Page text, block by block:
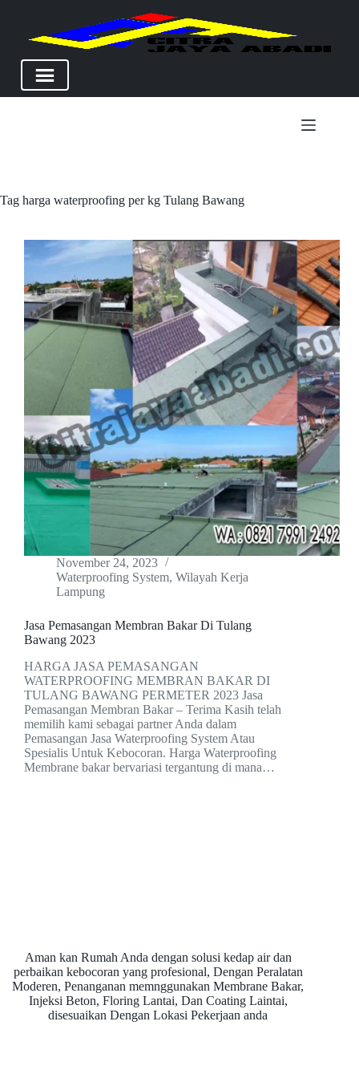
Tag harga waterproofing per kg Tulang Bawang
November 24, 2023
Waterproofing System, Wilayah Kerja
Lampung
Jasa Pemasangan Membran Bakar Di Tulang
Bawang 2023
HARGA JASA PEMASANGAN
WATERPROOFING MEMBRAN BAKAR DI
TULANG BAWANG PERMETER 2023 Jasa
Pemasangan Membran Bakar – Terima Kasih telah
memilih kami sebagai partner Anda dalam
Pemasangan Jasa Waterproofing System Atau
Spesialis Untuk Kebocoran. Harga Waterproofing
Membrane bakar bervariasi tergantung di mana…
Aman kan Rumah Anda dengan solusi kedap air dan
perbaikan kebocoran yang profesional, Dengan Peralatan
Moderen, Penanganan memnggunakan Membrane Bakar,
Injeksi Beton, Floring Lantai, Dan Coating Laintai,
disesuaikan Dengan Lokasi Pekerjaan anda